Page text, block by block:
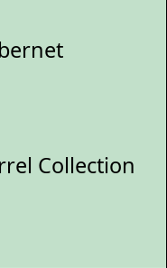
Collection